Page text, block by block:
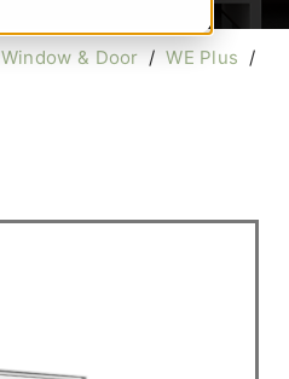
Window & Door /WE Plus /